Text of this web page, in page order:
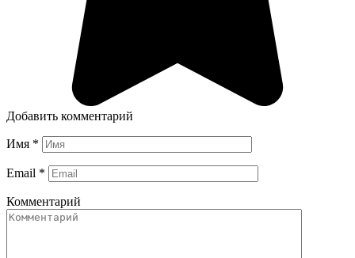
Добавить комментарий
Имя *
Email *
Комментарий